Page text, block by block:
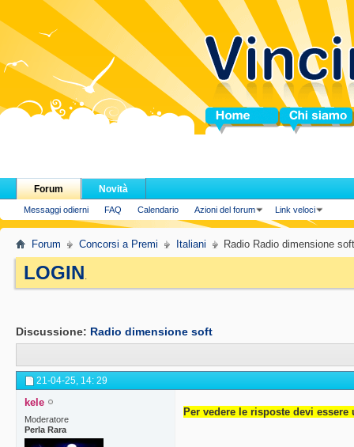
Home Chi siamo
Forum
Messaggi odierni FAQ Calendario Azioni del forum Link veloci
Novità
Forum Concorsi a Premi Italiani Radio Radio dimensione soft
LOGIN.
Discussione: Radio dimensione soft
21-04-25, 14: 29
kele
Moderatore
Perla Rara
Per vedere le risposte devi